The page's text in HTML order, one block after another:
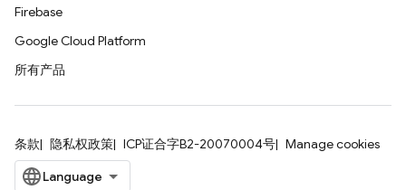
Firebase
Google Cloud Platform
所有产品
条款 隐私权政策 ICP证合字B2-20070004号 Manage cookies